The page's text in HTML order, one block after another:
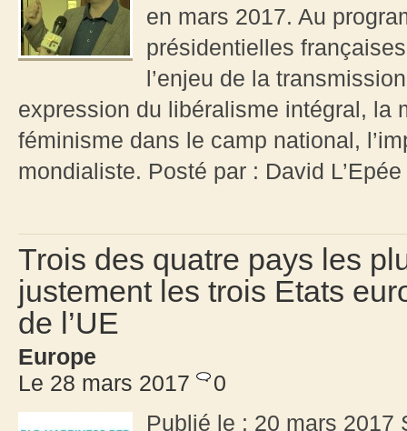
en mars 2017. Au
présidentielles
l’enjeu de la
expression du libéralisme intégral, la
féminisme dans le camp national,
mondialiste. Posté par : David
Trois des quatre pays les
justement les trois Etats
de l’UE
Europe
Le 28 mars 2017
0
Publié le : 20 mars 2017